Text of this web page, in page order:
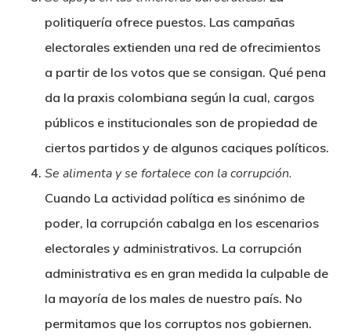
politiquería ofrece puestos. Las campañas
electorales extienden una red de ofrecimientos
a partir de los votos que se consigan. Qué pena
da la praxis colombiana según la cual, cargos
públicos e institucionales son de propiedad de
ciertos partidos y de algunos caciques políticos.
Se alimenta y se fortalece con la corrupción.
Cuando La actividad política es sinónimo de
poder, la corrupción cabalga en los escenarios
electorales y administrativos. La corrupción
administrativa es en gran medida la culpable de
la mayoría de los males de nuestro país. No
permitamos que los corruptos nos gobiernen.